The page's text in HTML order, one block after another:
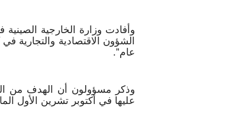
وأفادت وزارة الخارجية
الشؤون الاقتصادية والتجارية
عام”.
وذكر مسؤولون أن الهدف من
عليها في أكتوبر تشرين الأول